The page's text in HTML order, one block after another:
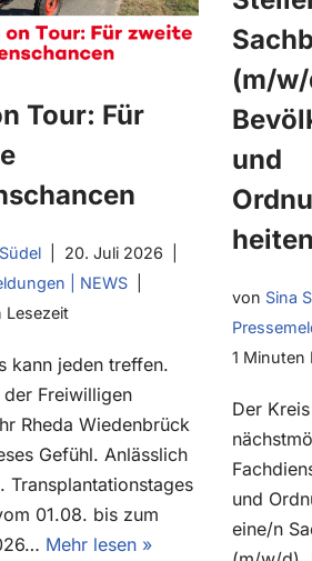
Tour: Für
20. Juli 2026
| NEWS
Lesezeit
kann jeden treffen.
Freiwilligen
Rheda Wiedenbrück
Gefühl. Anlässlich
Transplantationstages
01.08. bis zum
Mehr lesen »
(m/
und
heiten
von Sina
1 Minuten
Der
und
eine/n